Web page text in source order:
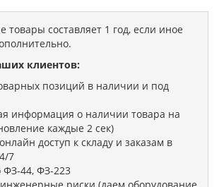
товары составляет 1 год, если иное
клиентов:
позиций в наличии и под
информация о наличии товара на
каждые 2 сек)
доступ к складу и заказам в
7
ФЗ-44, ФЗ-223